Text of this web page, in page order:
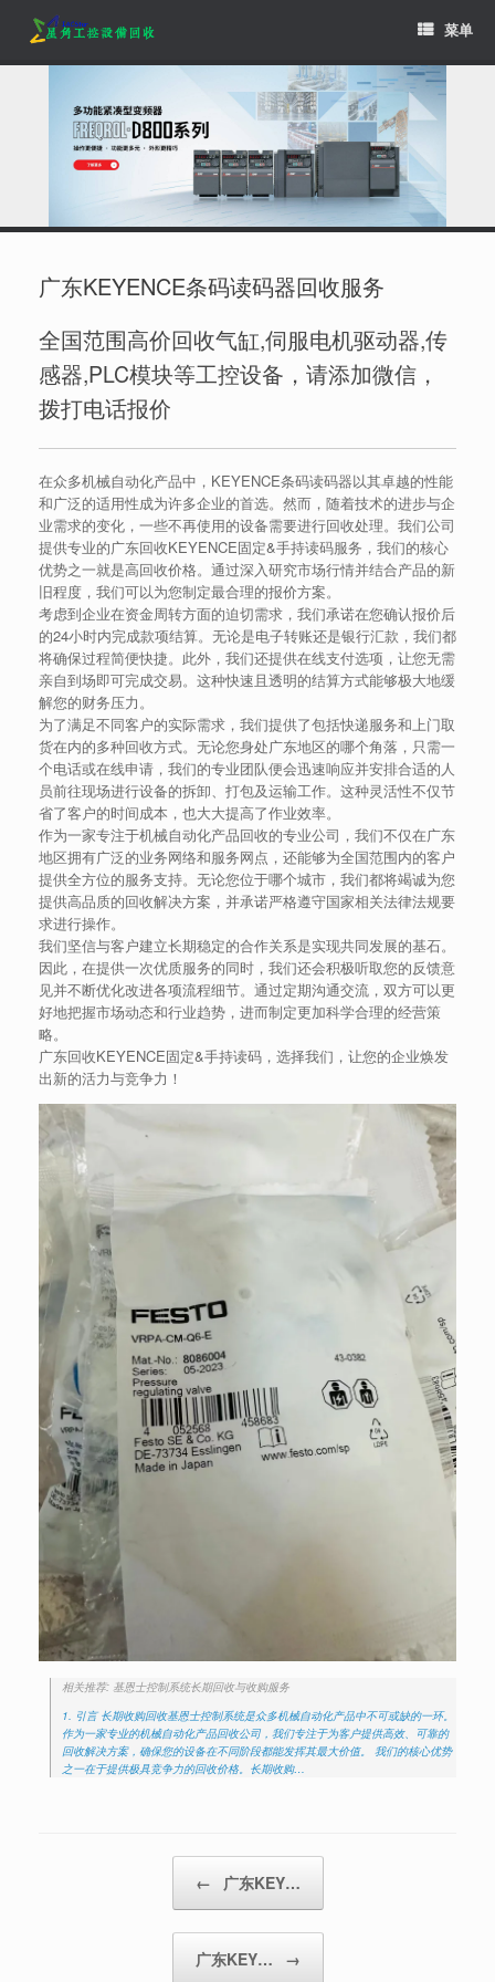
content
菜单
广东KEYENCE条码读码器回收服务
全国范围高价回收气缸,伺服电机驱动器,传
感器,PLC模块等工控设备，请添加微信，
拨打电话报价
在众多机械自动化产品中，KEYENCE条码读码器以其卓越的性能
和广泛的适用性成为许多企业的首选。然而，随着技术的进步与企
业需求的变化，一些不再使用的设备需要进行回收处理。我们公司
提供专业的广东回收KEYENCE固定&手持读码服务，我们的核心
优势之一就是高回收价格。通过深入研究市场行情并结合产品的新
旧程度，我们可以为您制定最合理的报价方案。
考虑到企业在资金周转方面的迫切需求，我们承诺在您确认报价后
的24小时内完成款项结算。无论是电子转账还是银行汇款，我们都
将确保过程简便快捷。此外，我们还提供在线支付选项，让您无需
亲自到场即可完成交易。这种快速且透明的结算方式能够极大地缓
解您的财务压力。
为了满足不同客户的实际需求，我们提供了包括快递服务和上门取
货在内的多种回收方式。无论您身处广东地区的哪个角落，只需一
个电话或在线申请，我们的专业团队便会迅速响应并安排合适的人
员前往现场进行设备的拆卸、打包及运输工作。这种灵活性不仅节
省了客户的时间成本，也大大提高了作业效率。
作为一家专注于机械自动化产品回收的专业公司，我们不仅在广东
地区拥有广泛的业务网络和服务网点，还能够为全国范围内的客户
提供全方位的服务支持。无论您位于哪个城市，我们都将竭诚为您
提供高品质的回收解决方案，并承诺严格遵守国家相关法律法规要
求进行操作。
我们坚信与客户建立长期稳定的合作关系是实现共同发展的基石。
因此，在提供一次优质服务的同时，我们还会积极听取您的反馈意
见并不断优化改进各项流程细节。通过定期沟通交流，双方可以更
好地把握市场动态和行业趋势，进而制定更加科学合理的经营策
略。
广东回收KEYENCE固定&手持读码，选择我们，让您的企业焕发
出新的活力与竞争力！
相关推荐: 基恩士控制系统长期回收与收购服务
1. 引言 长期收购回收基恩士控制系统是众多机械自动化产品中不可或缺的一环。
作为一家专业的机械自动化产品回收公司，我们专注于为客户提供高效、可靠的
回收解决方案，确保您的设备在不同阶段都能发挥其最大价值。 我们的核心优势
之一在于提供极具竞争力的回收价格。长期收购…
← 广东KEY…
广东KEY… →